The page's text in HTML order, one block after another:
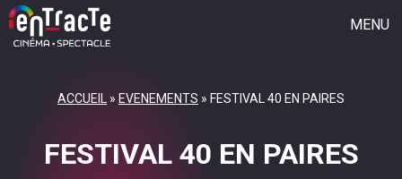
MENU
SAISON CULTURELLE
FESTIVAL 40 EN PAIRES
ACCUEIL » EVENEMENTS » FESTIVAL 40 EN PAIRES
FESTIVAL 40 EN PAIRES